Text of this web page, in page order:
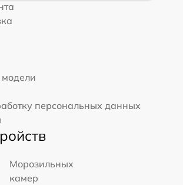
персональных данных
Морозильных
камер